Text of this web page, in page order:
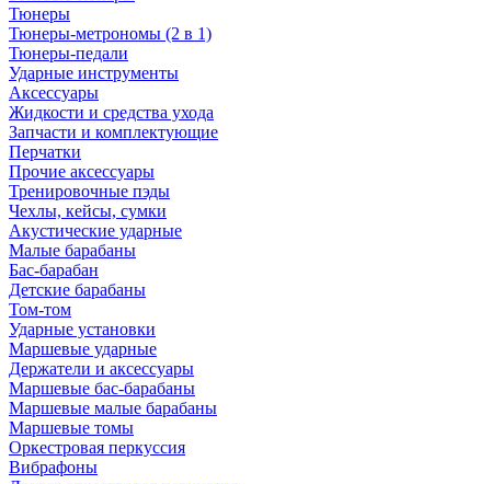
Тюнеры
Тюнеры-метрономы (2 в 1)
Тюнеры-педали
Ударные инструменты
Аксессуары
Жидкости и средства ухода
Запчасти и комплектующие
Перчатки
Прочие аксессуары
Тренировочные пэды
Чехлы, кейсы, сумки
Акустические ударные
Mалые барабаны
Бас-барабан
Детские барабаны
Том-том
Ударные установки
Маршевые ударные
Держатели и аксессуары
Маршевые бас-барабаны
Маршевые малые барабаны
Маршевые томы
Оркестровая перкуссия
Вибрафоны